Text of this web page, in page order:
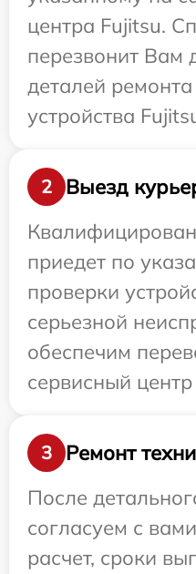
центра Fujitsu.
перезвонит Вам
деталей
устройства
2
Выезд
приедет по
проверки
серьезной
обеспечим
сервисный
3
Ремонт
После
согласуем с
расчет, сроки